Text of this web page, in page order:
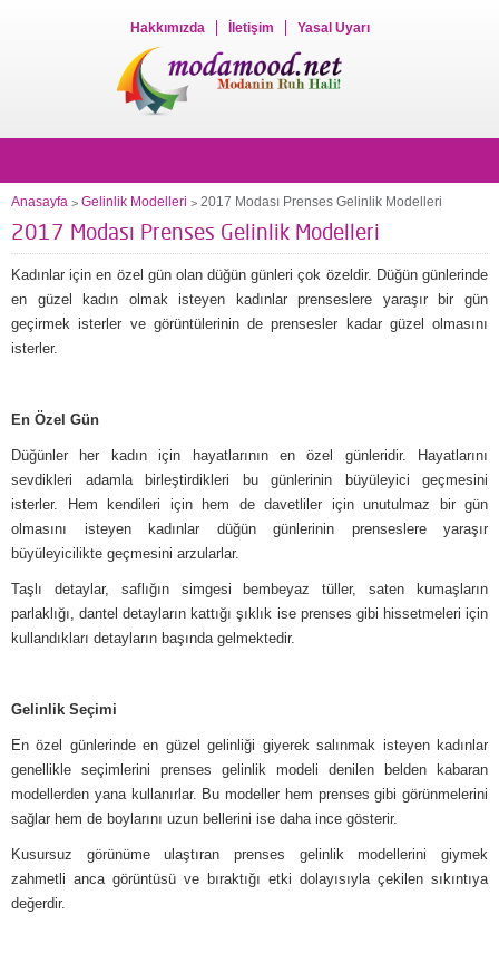
Hakkımızda İletişim Yasal Uyarı
Anasayfa > Gelinlik Modelleri > 2017 Modası Prenses Gelinlik Modelleri
2017 Modası Prenses Gelinlik Modelleri
Kadınlar için en özel gün olan düğün günleri çok özeldir. Düğün günlerinde
en güzel kadın olmak isteyen kadınlar prenseslere yaraşır bir gün
geçirmek isterler ve görüntülerinin de prensesler kadar güzel olmasını
isterler.
En Özel Gün
Düğünler her kadın için hayatlarının en özel günleridir. Hayatlarını
sevdikleri adamla birleştirdikleri bu günlerinin büyüleyici geçmesini
isterler. Hem kendileri için hem de davetliler için unutulmaz bir gün
olmasını isteyen kadınlar düğün günlerinin prenseslere yaraşır
büyüleyicilikte geçmesini arzularlar.
Taşlı detaylar, saflığın simgesi bembeyaz tüller, saten kumaşların
parlaklığı, dantel detayların kattığı şıklık ise prenses gibi hissetmeleri için
kullandıkları detayların başında gelmektedir.
Gelinlik Seçimi
En özel günlerinde en güzel gelinliği giyerek salınmak isteyen kadınlar
genellikle seçimlerini prenses gelinlik modeli denilen belden kabaran
modellerden yana kullanırlar. Bu modeller hem prenses gibi görünmelerini
sağlar hem de boylarını uzun bellerini ise daha ince gösterir.
Kusursuz görünüme ulaştıran prenses gelinlik modellerini giymek
zahmetli anca görüntüsü ve bıraktığı etki dolayısıyla çekilen sıkıntıya
değerdir.